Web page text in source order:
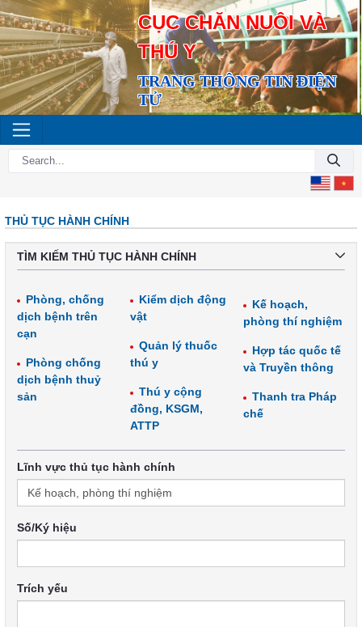
CỤC CHĂN NUÔI VÀ
THÚ Y
TRANG THÔNG TIN ĐIỆN
TỬ
THỦ TỤC HÀNH CHÍNH
TÌM KIẾM THỦ TỤC HÀNH CHÍNH
Phòng, chống
dịch bệnh trên
cạn
Phòng chống
dịch bệnh thuỷ
sản
Kiểm dịch động
vật
Quản lý thuốc
thú y
Thú y cộng
đồng, KSGM,
ATTP
Kế hoạch,
phòng thí nghiệm
Hợp tác quốc tế
và Truyền thông
Thanh tra Pháp
chế
Lĩnh vực thủ tục hành chính
Số/Ký hiệu
Trích yếu